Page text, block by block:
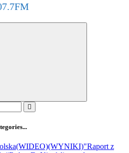
(WIDEO)(WYNIKI)"Raport z